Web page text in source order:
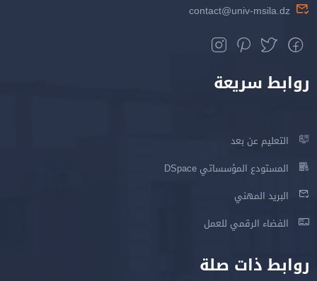
contact@univ-msila.dz
روابط سريعة
التعليم عن بعد
المستودع المؤسساتي DSpace
البريد المهني
الفضاء الرقمي للعمل
روابط ذات صلة